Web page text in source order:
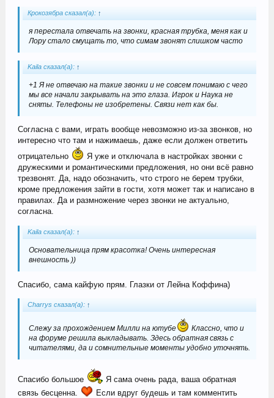
Крокозябра сказал(а): ↑
я перестала отвечать на звонки, красная трубка, меня как и
Лору стало смущать то, что симам звонят слишком часто
Kaila сказал(а): ↑
+1 Я не отвечаю на такие звонки и не совсем понимаю с чего
мы все начали закрывать на это глаза. Игрок и Наука не
сняты. Телефоны не изобретены. Связи нет как бы.
Согласна с вами, играть вообще невозможно из-за звонков, но
интересно что там и нажимаешь, даже если должен ответить
отрицательно
Я уже и отключала в настройках звонки с
дружескими и романтическими предложения, но они всё равно
трезвонят. Да, надо обозначить, что строго не берем трубки,
кроме предложения зайти в гости, хотя может так и написано в
правилах. Да и размножение через звонки не актуально,
согласна.
Kaila сказал(а): ↑
Основательница прям красотка! Очень интересная
внешность ))
Спасибо, сама кайфую прям. Глазки от Лейна Коффина)
Charrys сказал(а): ↑
Слежу за прохождением Милли на ютубе
Классно, что и
на форуме решила выкладывать. Здесь обратная связь с
читателями, да и сомнительные моменты удобно уточнять.
Спасибо большое
Я сама очень рада, ваша обратная
связь бесценна.
Если вдруг будешь и там комментить